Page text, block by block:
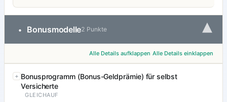
• Bonusmodelle2 Punkte ▾
Alle Details aufklappen Alle Details einklappen
Bonusprogramm (Bonus-Geldprämie) für selbst
Versicherte
GLEICHAUF